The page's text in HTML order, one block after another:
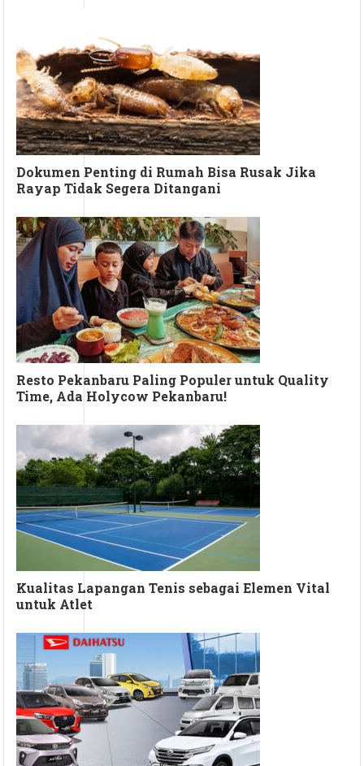
Dokumen Penting di Rumah Bisa Rusak Jika
Rayap Tidak Segera Ditangani
Resto Pekanbaru Paling Populer untuk Quality
Time, Ada Holycow Pekanbaru!
Kualitas Lapangan Tenis sebagai Elemen Vital
untuk Atlet